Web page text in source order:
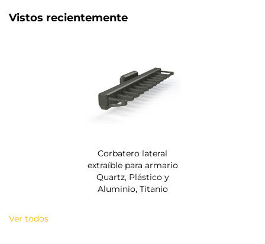
Vistos recientemente
Corbatero lateral
extraíble para armario
Quartz, Plástico y
Aluminio, Titanio
Ver todos